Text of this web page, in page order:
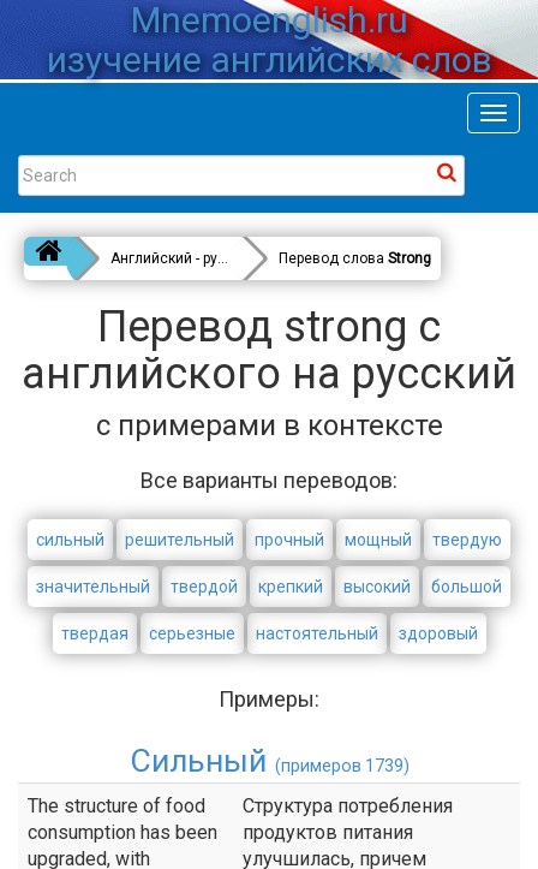
Mnemoenglish.ru
изучение английских слов
Английский - русский Перевод слова Strong
Перевод strong с
английского на русский
с примерами в контексте
Все варианты переводов:
сильный решительный прочный мощный твердую
значительный твердой крепкий высокий большой
твердая серьезные настоятельный здоровый
Примеры:
Сильный (примеров 1739)
The structure of food
consumption has been
upgraded, with
Структура потребления
продуктов питания
улучшилась, причем